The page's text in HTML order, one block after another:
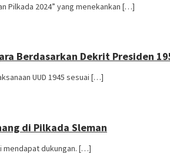
Pilkada 2024” yang menekankan […]
Berdasarkan Dekrit Presiden
UUD 1945 sesuai […]
di Pilkada Sleman
mendapat dukungan. […]